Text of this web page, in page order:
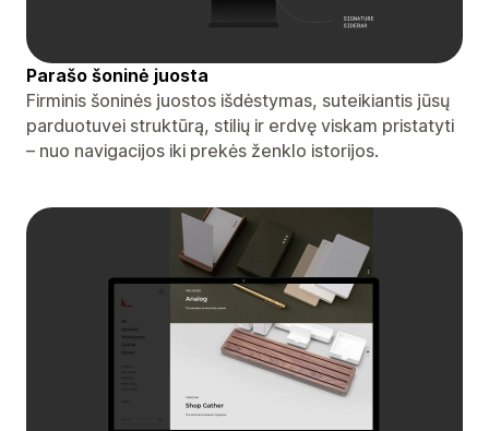
Parašo šoninė juosta
Firminis šoninės juostos išdėstymas, suteikiantis jūsų
parduotuvei struktūrą, stilių ir erdvę viskam pristatyti
– nuo ​​navigacijos iki prekės ženklo istorijos.